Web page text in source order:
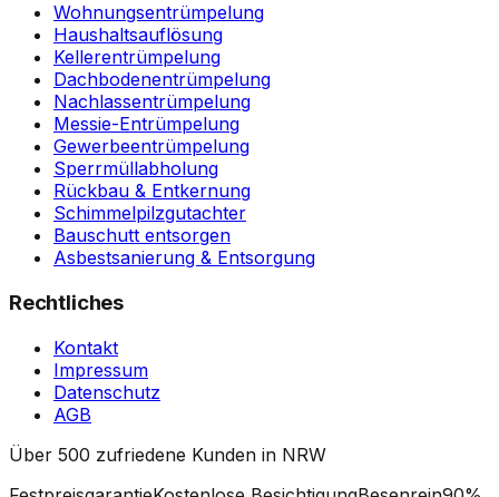
Wohnungsentrümpelung
Haushaltsauflösung
Kellerentrümpelung
Dachbodenentrümpelung
Nachlassentrümpelung
Messie-Entrümpelung
Gewerbeentrümpelung
Sperrmüllabholung
Rückbau & Entkernung
Schimmelpilzgutachter
Bauschutt entsorgen
Asbestsanierung & Entsorgung
Rechtliches
Kontakt
Impressum
Datenschutz
AGB
Über 500 zufriedene Kunden in NRW